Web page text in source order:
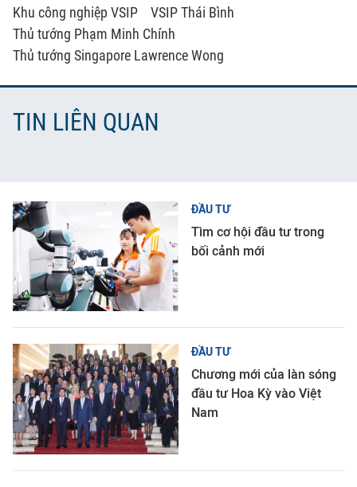
Khu công nghiệp VSIP
VSIP Thái Bình
Thủ tướng Phạm Minh Chính
Thủ tướng Singapore Lawrence Wong
TIN LIÊN QUAN
ĐẦU TƯ
Tìm cơ hội đầu tư trong
bối cảnh mới
ĐẦU TƯ
Chương mới của làn sóng
đầu tư Hoa Kỳ vào Việt
Nam